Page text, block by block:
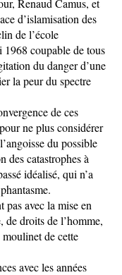
Renaud Camus, et
d’islamisation des
de l’école
1968 coupable de tous
du danger d’une
la peur du spectre
de ces
ne plus considérer
du possible
des catastrophes à
idéalisé, qui n’a
pas avec la mise en
de droits de l’homme,
moulinet de cette
avec les années